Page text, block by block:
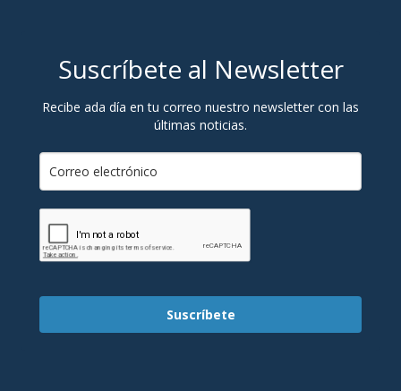
Suscríbete al Newsletter
Recibe ada día en tu correo nuestro newsletter con las
últimas noticias.
Suscríbete